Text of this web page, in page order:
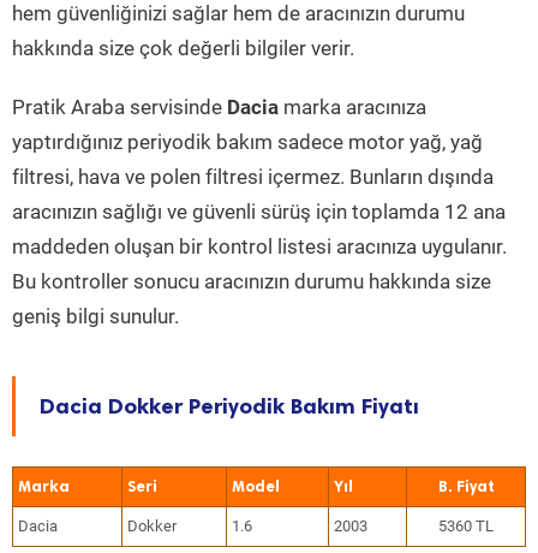
hem güvenliğinizi sağlar hem de aracınızın durumu
hakkında size çok değerli bilgiler verir.
Pratik Araba servisinde Dacia marka aracınıza
yaptırdığınız periyodik bakım sadece motor yağ, yağ
filtresi, hava ve polen filtresi içermez. Bunların dışında
aracınızın sağlığı ve güvenli sürüş için toplamda 12 ana
maddeden oluşan bir kontrol listesi aracınıza uygulanır.
Bu kontroller sonucu aracınızın durumu hakkında size
geniş bilgi sunulur.
Dacia Dokker Periyodik Bakım Fiyatı
Marka Seri Model Yıl
Dacia Dokker 1.6 2003 5360 TL